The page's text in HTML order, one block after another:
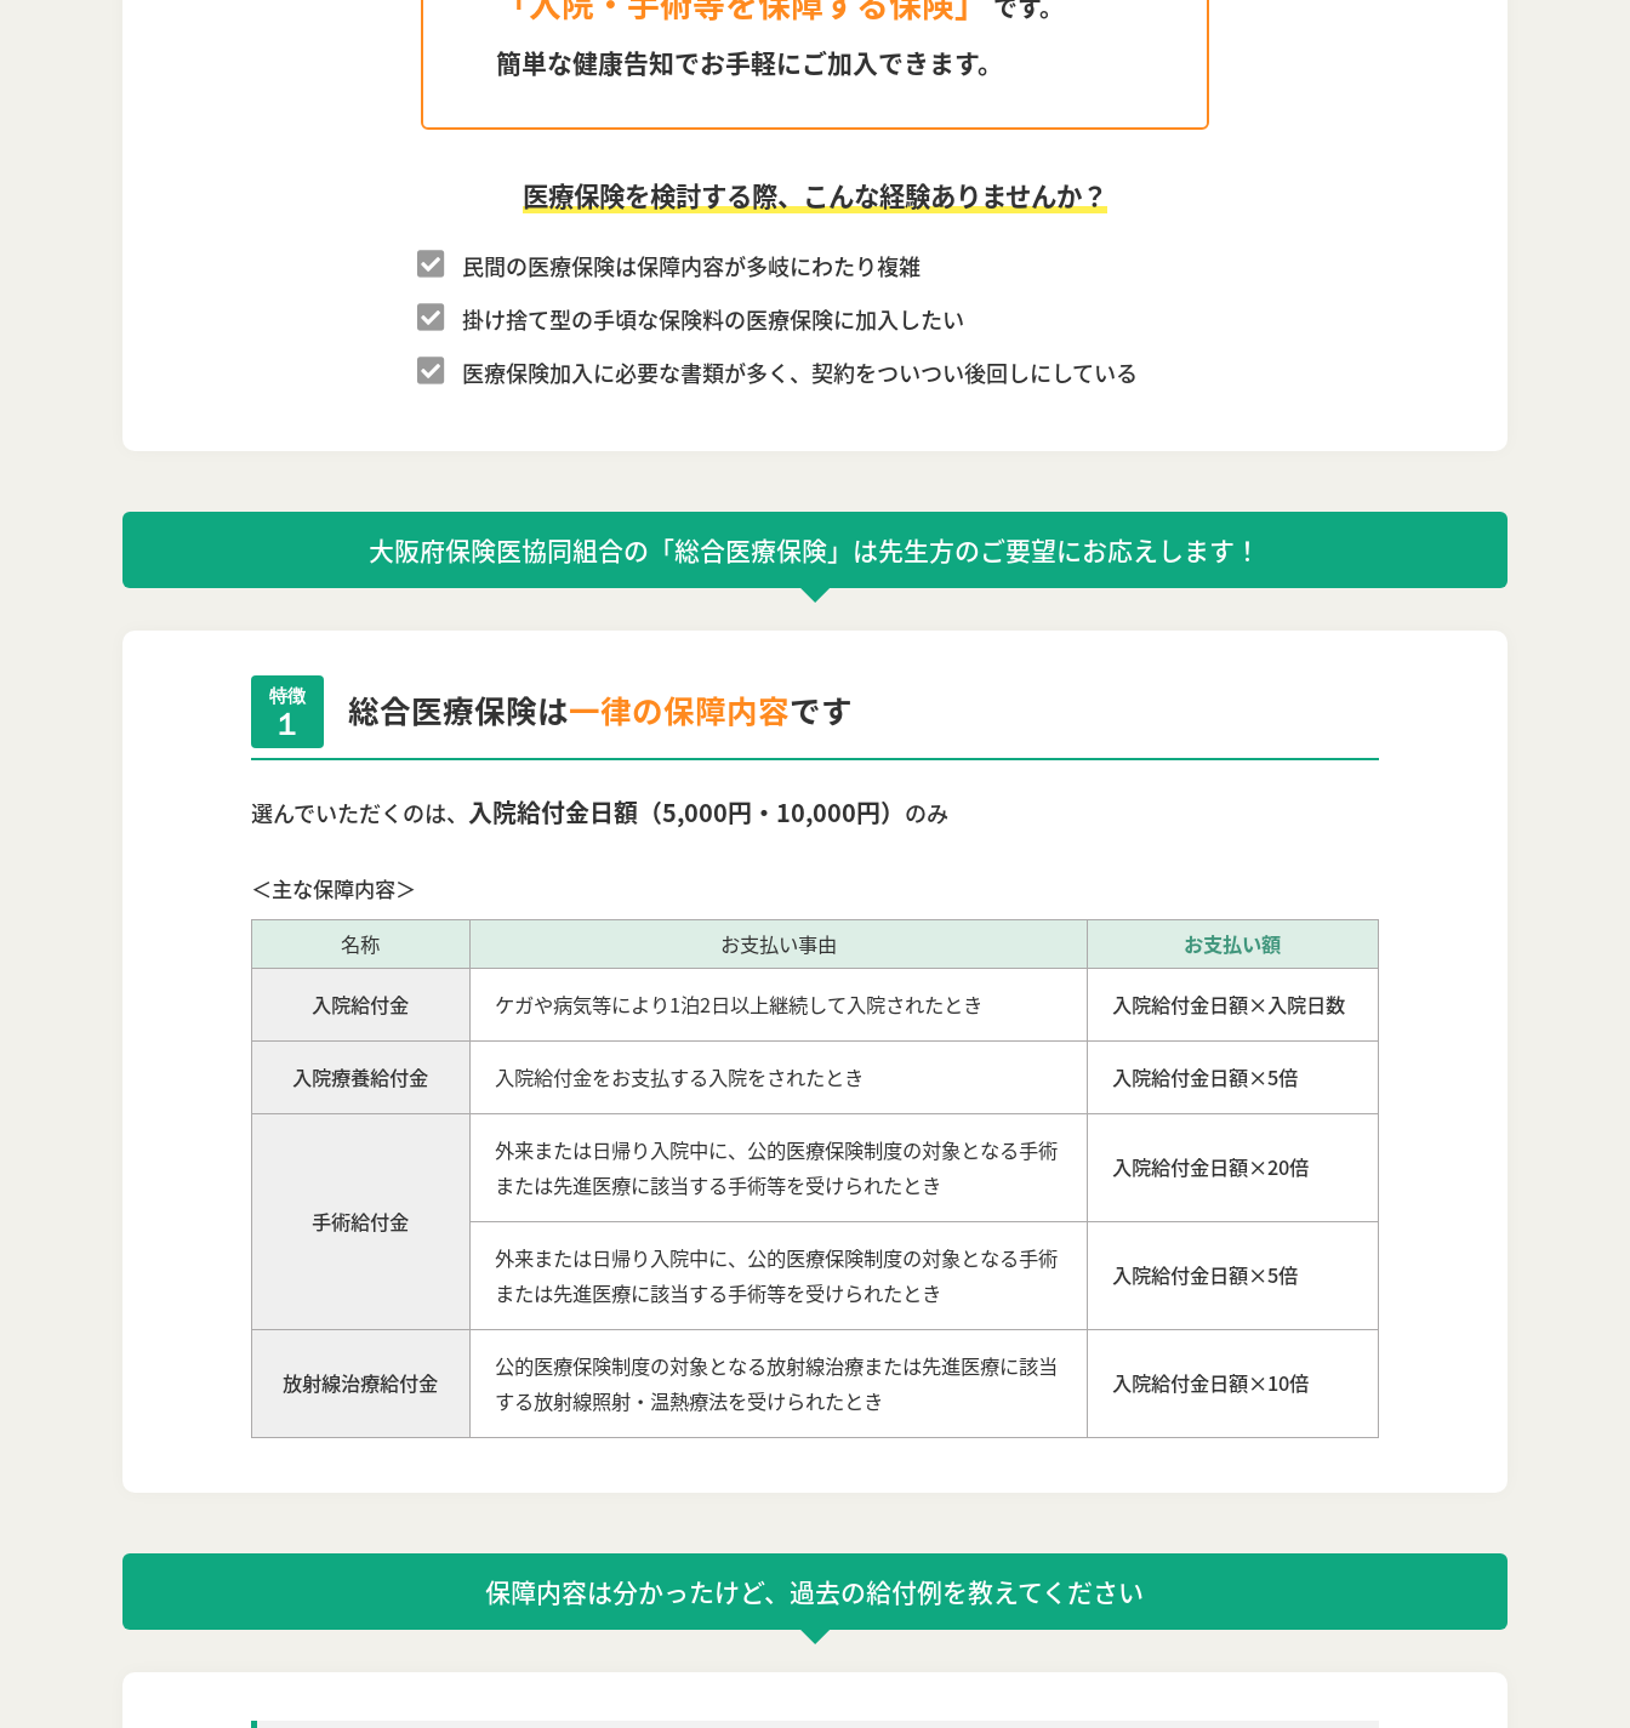
簡単な健康告知でお手軽にご加入できます。
医療保険を検討する際、こんな経験ありませんか？
民間の医療保険は保障内容が多岐にわたり複雑
掛け捨て型の手頃な保険料の医療保険に加入したい
医療保険加入に必要な書類が多く、契約をついつい後回しにしている
大阪府保険医協同組合の「総合医療保険」は先生方のご要望にお応えします！
特徴
１ 総合医療保険は一律の保障内容です
選んでいただくのは、 入院給付金日額（5,000円・10,000円） のみ
＜主な保障内容＞
名称 お支払い事由 お支払い額
入院給付金 ケガや病気等により1泊2日以上継続して入院されたとき 入院給付金日額×入院日数
入院療養給付金 入院給付金をお支払する入院をされたとき 入院給付金日額×5倍
手術給付金
外来または日帰り入院中に、公的医療保険制度の対象となる手術
または先進医療に該当する手術等を受けられたとき
入院給付金日額×20倍
外来または日帰り入院中に、公的医療保険制度の対象となる手術
または先進医療に該当する手術等を受けられたとき
入院給付金日額×5倍
放射線治療給付金
公的医療保険制度の対象となる放射線治療または先進医療に該当
する放射線照射・温熱療法を受けられたとき
入院給付金日額×10倍
保障内容は分かったけど、過去の給付例を教えてください